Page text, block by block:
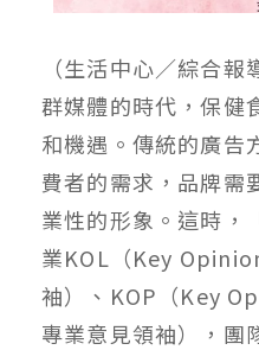
（生活中心／綜合
群媒體的時代，保健
和機遇。傳統的廣告
費者的需求，品牌需
業性的形象。這時，
業KOL（Key
袖）、KOP（Key
專業意見領袖），團